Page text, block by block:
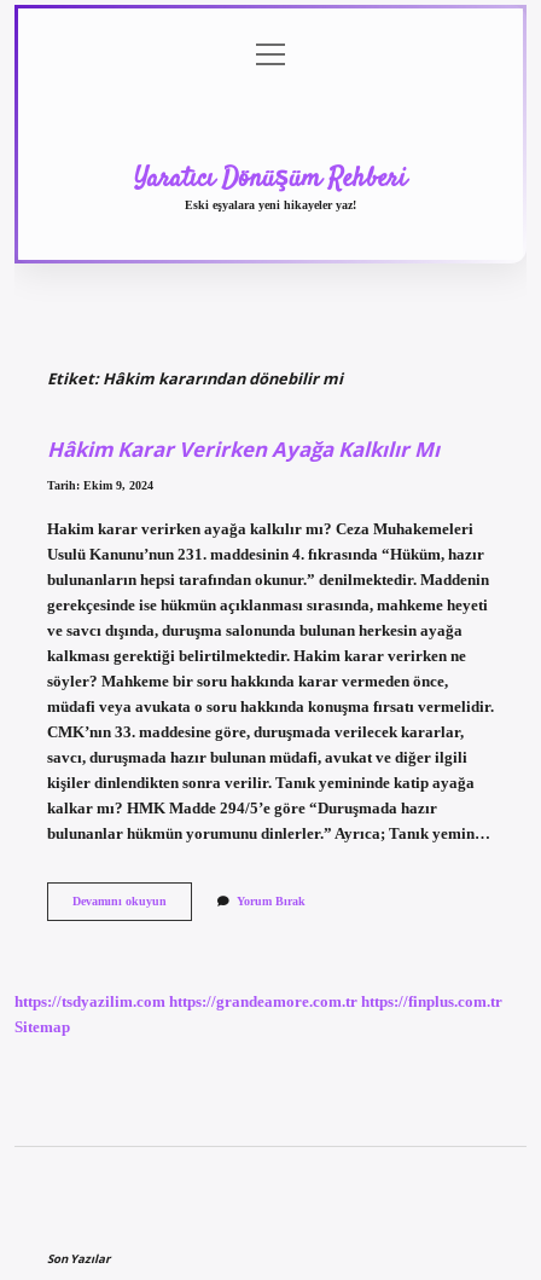
menüyü
aç
Yaratıcı Dönüşüm Rehberi
Eski eşyalara yeni hikayeler yaz!
Etiket:Hâkim kararından dönebilir mi
Hâkim Karar Verirken Ayağa Kalkılır Mı
Tarih: Ekim 9, 2024
Hakim karar verirken ayağa kalkılır mı? Ceza Muhakemeleri
Usulü Kanunu’nun 231. maddesinin 4. fıkrasında “Hüküm, hazır
bulunanların hepsi tarafından okunur.” denilmektedir. Maddenin
gerekçesinde ise hükmün açıklanması sırasında, mahkeme heyeti
ve savcı dışında, duruşma salonunda bulunan herkesin ayağa
kalkması gerektiği belirtilmektedir. Hakim karar verirken ne
söyler? Mahkeme bir soru hakkında karar vermeden önce,
müdafi veya avukata o soru hakkında konuşma fırsatı vermelidir.
CMK’nın 33. maddesine göre, duruşmada verilecek kararlar,
savcı, duruşmada hazır bulunan müdafi, avukat ve diğer ilgili
kişiler dinlendikten sonra verilir. Tanık yemininde katip ayağa
kalkar mı? HMK Madde 294/5’e göre “Duruşmada hazır
bulunanlar hükmün yorumunu dinlerler.” Ayrıca; Tanık yemin…
Devamını okuyunHâkim
Yorum Bırak
https://tsdyazilim.com https://grandeamore.com.tr https://finplus.com.tr
Sitemap
Son Yazılar